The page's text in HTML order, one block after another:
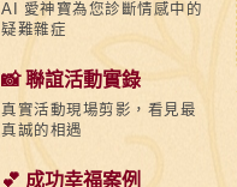
AI 愛神寶為您診斷情感中的
疑難雜症
📸 聯誼活動實錄
真實活動現場剪影，看見最
真誠的相遇
💕 成功幸福案例